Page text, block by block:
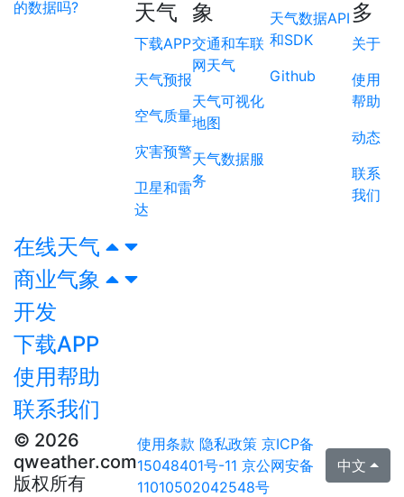
的数据吗? 天气
下载APP
天气预报
空气质量
灾害预警
卫星和雷
达
象
交通和车联
网天气
天气可视化
地图
天气数据服
务
天气数据API
和SDK
Github
多
关于
使用
帮助
动态
联系
我们
在线天气
商业气象
开发
下载APP
使用帮助
联系我们
© 2026
qweather.com
版权所有
使用条款 隐私政策 京ICP备
15048401号-11 京公网安备
11010502042548号
中文